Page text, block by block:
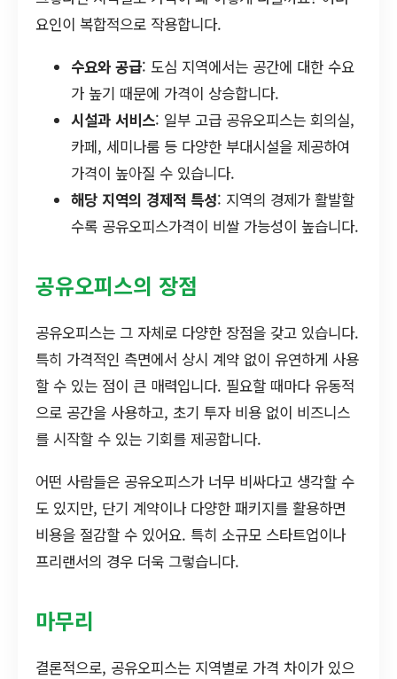
요인이 복합적으로 작용합니다.
수요와 공급: 도심 지역에서는 공간에 대한 수요
가 높기 때문에 가격이 상승합니다.
시설과 서비스: 일부 고급 공유오피스는 회의실,
카페, 세미나룸 등 다양한 부대시설을 제공하여
가격이 높아질 수 있습니다.
해당 지역의 경제적 특성: 지역의 경제가 활발할
수록 공유오피스가격이 비쌀 가능성이 높습니다.
공유오피스의 장점
공유오피스는 그 자체로 다양한 장점을 갖고 있습니다.
특히 가격적인 측면에서 상시 계약 없이 유연하게 사용
할 수 있는 점이 큰 매력입니다. 필요할 때마다 유동적
으로 공간을 사용하고, 초기 투자 비용 없이 비즈니스
를 시작할 수 있는 기회를 제공합니다.
어떤 사람들은 공유오피스가 너무 비싸다고 생각할 수
도 있지만, 단기 계약이나 다양한 패키지를 활용하면
비용을 절감할 수 있어요. 특히 소규모 스타트업이나
프리랜서의 경우 더욱 그렇습니다.
마무리
결론적으로, 공유오피스는 지역별로 가격 차이가 있으